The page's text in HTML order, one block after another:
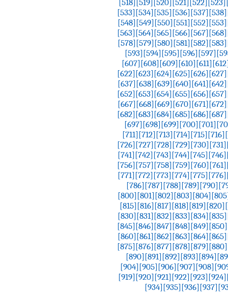
[518][519][520][521][522][523]
[533][534][535][536][537][538]
[548][549][550][551][552][553]
[563][564][565][566][567][568]
[578][579][580][581][582][583]
[593][594][595][596][597]
[607][608][609][610][611]
[622][623][624][625][626][627]
[637][638][639][640][641][642]
[652][653][654][655][656][657]
[667][668][669][670][671][672]
[682][683][684][685][686][687]
[697][698][699][700][701]
[711][712][713][714][715][716]
[726][727][728][729][730][731]
[741][742][743][744][745][746]
[756][757][758][759][760][761]
[771][772][773][774][775][776]
[786][787][788][789][790]
[800][801][802][803][804]
[815][816][817][818][819][820]
[830][831][832][833][834][835]
[845][846][847][848][849][850]
[860][861][862][863][864][865]
[875][876][877][878][879][880]
[890][891][892][893][894]
[904][905][906][907][908]
[919][920][921][922][923][924]
[934][935][936][937]